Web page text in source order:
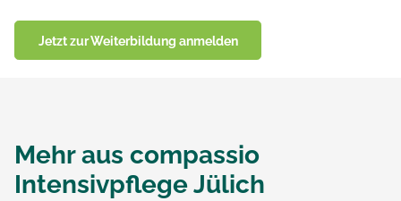
Jetzt zur Weiterbildung anmelden
Mehr aus compassio
Intensivpflege Jülich